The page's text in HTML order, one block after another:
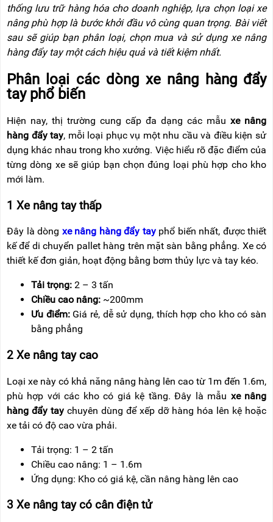
ĐẠI
BẢO
HÀNH
LIÊN
HỆ
THANG
NHÔM
GIÁO
THANG
RẢNH
TAY
XE
ĐẨY
HÀNG
BỘ
DÂY
THOÁT
TỰ
NÂNG
TAY
thống lưu trữ hàng hóa cho doanh nghiệp, lựa chọn loại xe
nâng phù hợp là bước khởi đầu vô cùng quan trọng. Bài viết
sau sẽ giúp bạn phân loại, chọn mua và sử dụng xe nâng
hàng đẩy tay một cách hiệu quả và tiết kiệm nhất.
Phân loại các dòng xe nâng hàng đẩy
tay phổ biến
Hiện nay, thị trường cung cấp đa dạng các mẫu xe nâng
hàng đẩy tay, mỗi loại phục vụ một nhu cầu và điều kiện sử
dụng khác nhau trong kho xưởng. Việc hiểu rõđặc điểm của
từng dòng xe sẽ giúp bạn chọnđúng loại phù hợp cho kho
mới làm.
1 Xe nâng tay thấp
Đây là dòng xe nâng hàng đẩy tayphổ biến nhất, được thiết
kếđể di chuyển pallet hàng trên mặt sàn bằng phẳng. Xe có
thiết kếđơn giản, hoạt động bằng bơm thủy lực và tay kéo.
Tải trọng: 2 – 3 tấn
Chiều cao nâng: ~200mm
Ưu điểm:Giá rẻ, dễ sử dụng, thích hợp cho kho có sàn
bằng phẳng
2 Xe nâng tay cao
Loại xe này có khả năng nâng hàng lên cao từ 1m đến 1.6m,
phù hợp với các kho có giá kệ tầng.Đây là mẫu xe nâng
hàng đẩy tay chuyên dùng để xếp dỡ hàng hóa lên kệ hoặc
xe tải có độ cao vừa phải.
Tải trọng: 1 – 2 tấn
Chiều cao nâng: 1 – 1.6m
Ứng dụng: Kho có giá kệ, cần nâng hàng lên cao
3 Xe nâng tay có cân điện tử